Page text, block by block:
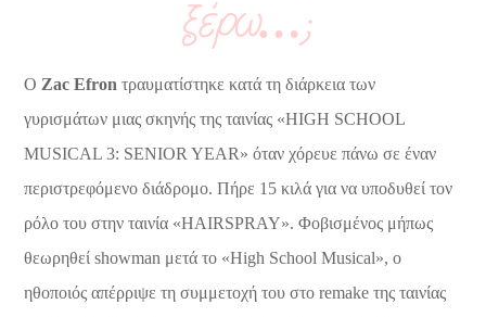
ξέρω…;
Ο ZacEfron τραυματίστηκε κατά τη διάρκεια των
γυρισμάτων μιας σκηνής της ταινίας «HIGH SCHOOL
MUSICAL 3: SENIOR YEAR» όταν χόρευε πάνω σε έναν
περιστρεφόμενο διάδρομο. Πήρε 15 κιλά για να υποδυθεί τον
ρόλο του στην ταινία «HAIRSPRAY». Φοβισμένος μήπως
θεωρηθεί showman μετά το «High School Musical», ο
ηθοποιός απέρριψε τη συμμετοχή του στο remake της ταινίας